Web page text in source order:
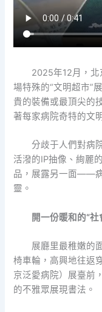
2025年12月，
場特殊的“文明超市”
貴的裝備或最頂尖的
著每家病院奇特的文
分歧于人們對病
活潑的IP抽像、絢麗
品，展露另一面——
靈。
開一份暖和的“社
展廳里最稚嫩的
椅車輪，高興地往返
京泛愛病院）展臺前
的不雅眾展現書法。